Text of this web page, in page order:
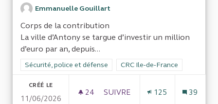
Emmanuelle Gouillart
Corps de la contribution
La ville d’Antony se targue d’investir un million
d’euro par an, depuis...
Filtrer les résultats de la catégorie : Sécurité, police et
Sécurité, police et défense Filtrer les résultats pour le
CRC Ile-de-France
CRÉÉ LE
11/06/2026
24 24 ABONNÉS
SUIVRE
125 39